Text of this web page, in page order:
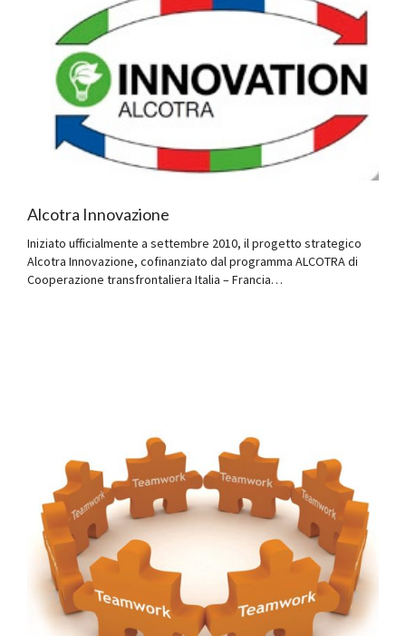
Alcotra Innovazione
Iniziato ufficialmente a settembre 2010, il progetto strategico
Alcotra Innovazione, cofinanziato dal programma ALCOTRA di
Cooperazione transfrontaliera Italia – Francia…